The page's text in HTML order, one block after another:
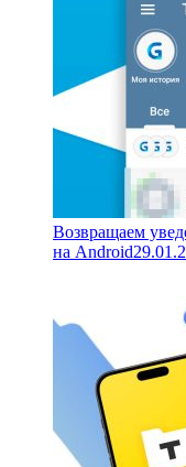
Возвращаем
на Android